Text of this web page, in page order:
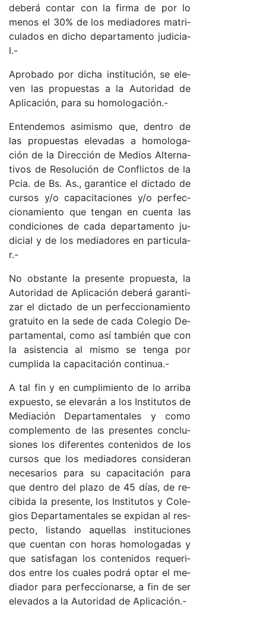
de­be­rá con­tar con la fir­ma de por lo
me­nos el 30% de los me­dia­do­res ma­tri­
cu­la­dos en di­cho de­par­ta­men­to ju­di­cia­
l.-
Apro­ba­do por di­cha ins­ti­tu­ció­n, se ele­
ven las pro­pues­tas a la Au­to­ri­dad de
Apli­ca­ció­n, pa­ra su ho­mo­lo­ga­ció­n.-
En­ten­de­mos asi­mis­mo que, den­tro de
las pro­pues­tas ele­va­das a ho­mo­lo­ga­
ción de la Di­rec­ción de Me­dios Al­ter­na­
ti­vos de Re­so­lu­ción de Con­flic­tos de la
Pcia. de Bs. As., ga­ran­ti­ce el dic­ta­do de
cur­sos y/o ca­pa­ci­ta­cio­nes y/o per­fec­
cio­na­mien­to que ten­gan en cuen­ta las
con­di­cio­nes de ca­da de­par­ta­men­to ju­
di­cial y de los me­dia­do­res en par­ti­cu­la­
r.-
No obs­tan­te la pre­sen­te pro­pues­ta, la
Au­to­ri­dad de Apli­ca­ción de­be­rá ga­ran­ti­
zar el dic­ta­do de un per­fec­cio­na­mien­to
gra­tui­to en la se­de de ca­da Co­le­gio De­
par­ta­men­ta­l, co­mo así tam­bién que con
la asis­ten­cia al mis­mo se ten­ga por
cum­pli­da la ca­pa­ci­ta­ción con­ti­nua.-
A tal fin y en cum­pli­mien­to de lo arri­ba
ex­pues­to, se ele­va­rán a los Ins­ti­tu­tos de
Me­dia­ción De­par­ta­men­ta­les y co­mo
com­ple­men­to de las pre­sen­tes con­clu­
sio­nes los di­fe­ren­tes con­te­ni­dos de los
cur­sos que los me­dia­do­res con­si­de­ran
ne­ce­sa­rios pa­ra su ca­pa­ci­ta­ción pa­ra
que den­tro del pla­zo de 45 día­s, de re­
ci­bi­da la pre­sen­te, los Ins­ti­tu­tos y Co­le­
gios De­par­ta­men­ta­les se ex­pi­dan al res­
pec­to, lis­tan­do aque­llas ins­ti­tu­cio­nes
que cuen­tan con ho­ras ho­mo­lo­ga­das y
que sa­tis­fa­gan los con­te­ni­dos re­que­ri­
dos en­tre los cua­les po­drá op­tar el me­
dia­dor pa­ra per­fec­cio­nar­se, a fin de ser
ele­va­dos a la Au­to­ri­dad de Apli­ca­ció­n.-